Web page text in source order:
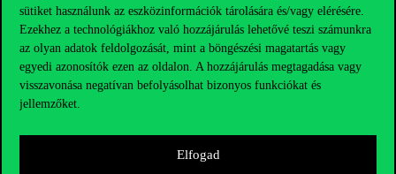
sütiket használunk az eszközinformációk tárolására és/vagy elérésére.
Ezekhez a technológiákhoz való hozzájárulás lehetővé teszi számunkra
az olyan adatok feldolgozását, mint a böngészési magatartás vagy
egyedi azonosítók ezen az oldalon. A hozzájárulás megtagadása vagy
visszavonása negatívan befolyásolhat bizonyos funkciókat és
jellemzőket.
Elfogad